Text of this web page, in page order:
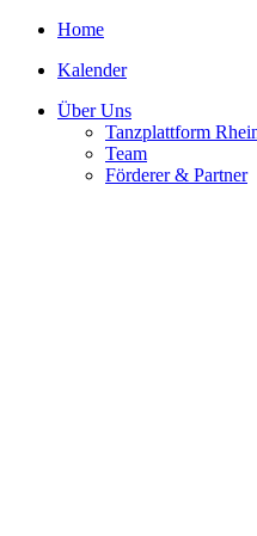
Home
Kalender
Über Uns
Tanzplattform
Team
Förderer & Partner